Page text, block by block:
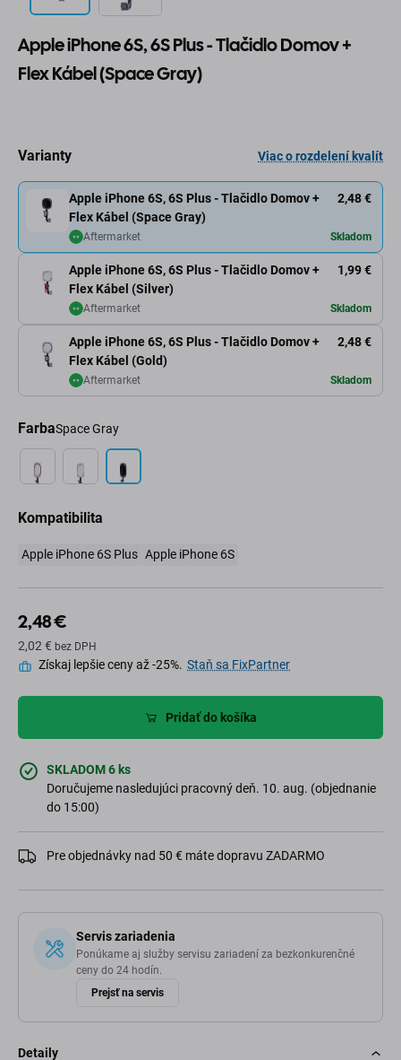
Apple iPhone 6S, 6S Plus - Tlačidlo Domov +
Flex Kábel (Space Gray)
Varianty Viac o rozdelení kvalít
Apple iPhone 6S, 6S Plus - Tlačidlo Domov +
Flex Kábel (Silver)
1,99 €
Aftermarket Skladom
Apple iPhone 6S, 6S Plus - Tlačidlo Domov +
Flex Kábel (Space Gray)
2,48 €
Aftermarket Skladom
Apple iPhone 6S, 6S Plus - Tlačidlo Domov +
Flex Kábel (Gold)
2,48 €
Aftermarket Skladom
FarbaSpace Gray
Kompatibilita
Apple iPhone 6S Plus Apple iPhone 6S
2,48 €
2,02 € bez DPH
Získaj lepšie ceny až -25%. Staň sa FixPartner
Pridať do košíka
SKLADOM 6 ks
Doručujeme nasledujúci pracovný deň. 10. aug. (objednanie
do 15:00)
Pre objednávky nad 50 € máte dopravu ZADARMO
Servis zariadenia
Ponúkame aj služby servisu zariadení za bezkonkurenčné
ceny do 24 hodín.
Prejsť na servis
Detaily